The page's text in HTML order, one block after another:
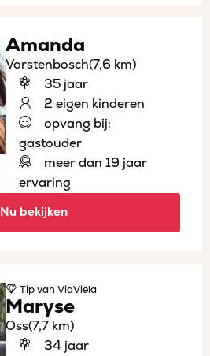
Amanda
Vorstenbosch(7,6 km)
35 jaar
2 eigen kinderen
opvang bij:
gastouder
meer dan 19 jaar
ervaring
Nu bekijken
Tipvan ViaViela
Maryse
Oss(7,7 km)
34 jaar